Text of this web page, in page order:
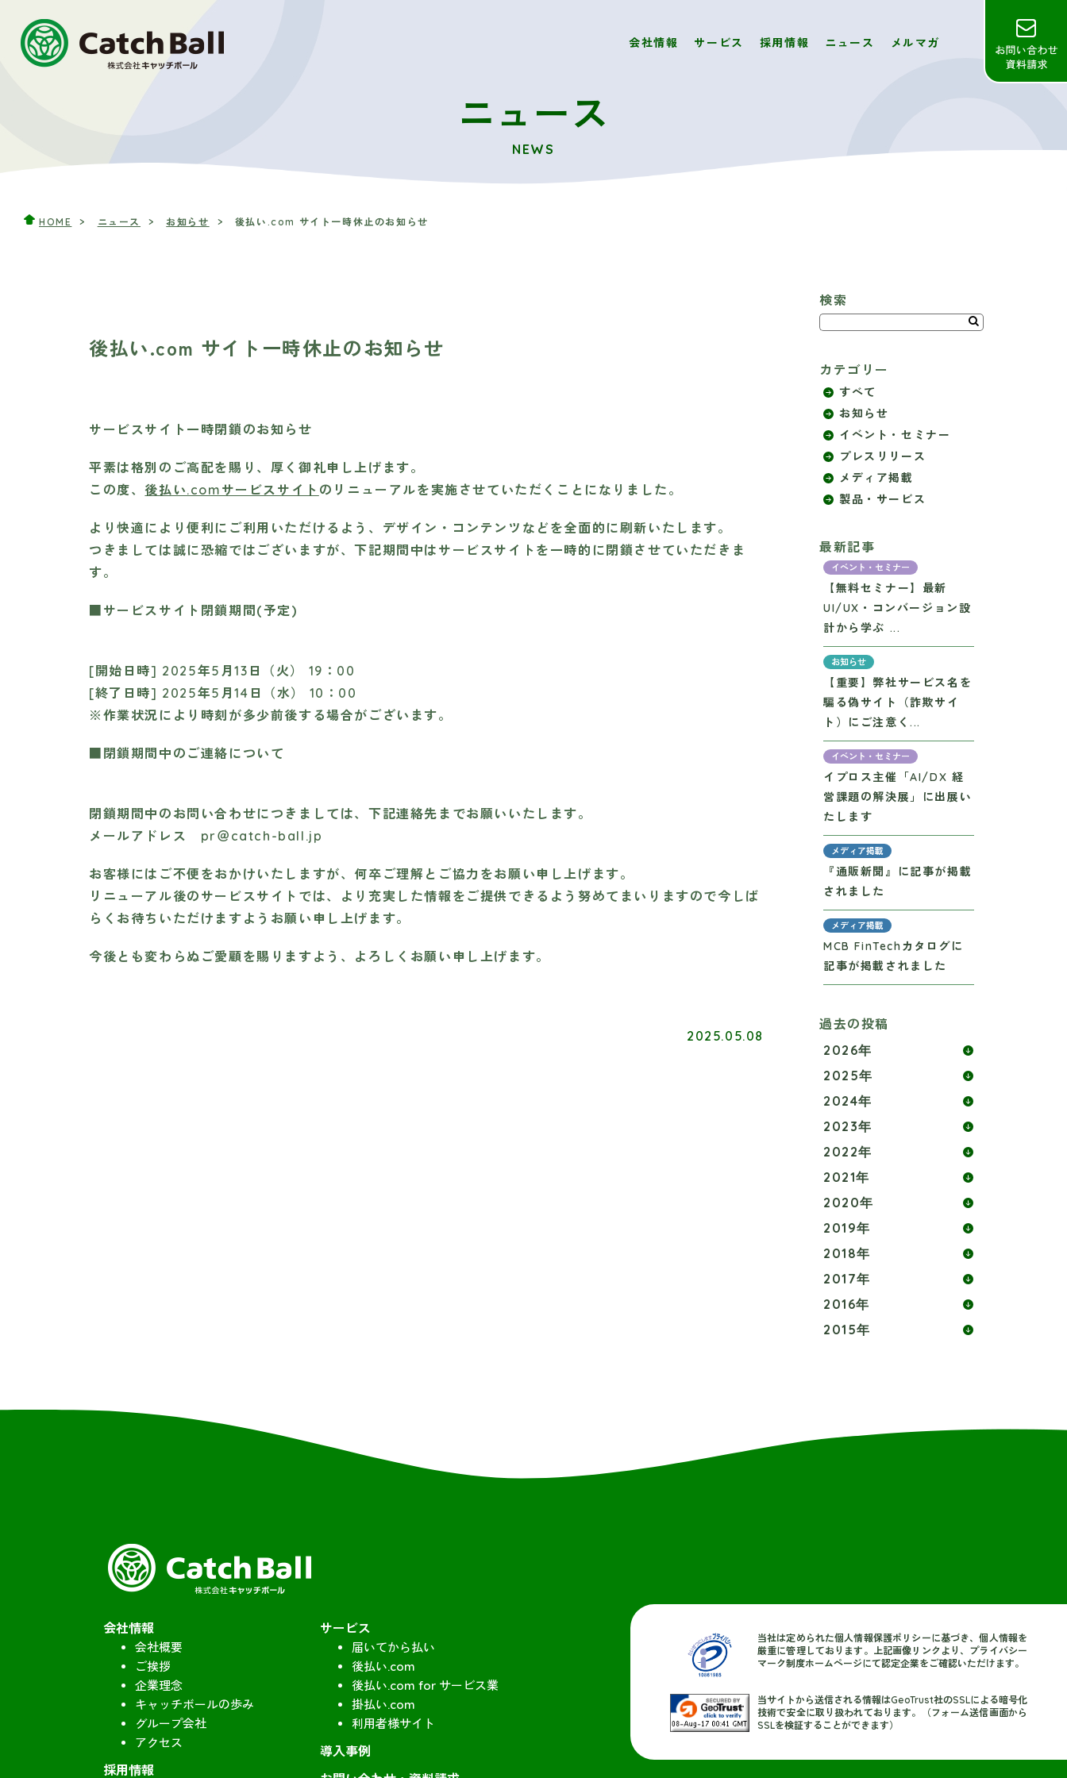
会社情報 サービス 採用情報 ニュース メルマガ
ニュース
NEWS
HOME ニュース お知らせ 後払い.com サイト一時休止のお知らせ
後払い.com サイト一時休止のお知らせ
サービスサイト一時閉鎖のお知らせ
平素は格別のご高配を賜り、厚く御礼申し上げます。
この度、後払い.comサービスサイト のリニューアルを実施させていただくことになりました。
より快適により便利にご利用いただけるよう、デザイン・コンテンツなどを全面的に刷新いたします。
つきましては誠に恐縮ではございますが、下記期間中はサービスサイトを一時的に閉鎖させていただきま
す。
■サービスサイト閉鎖期間(予定)
[開始日時] 2025年5月13日（火） 19：00
[終了日時] 2025年5月14日（水） 10：00
※作業状況により時刻が多少前後する場合がございます。
■閉鎖期間中のご連絡について
閉鎖期間中のお問い合わせにつきましては、下記連絡先までお願いいたします。
メールアドレス pr＠catch-ball.jp
お客様にはご不便をおかけいたしますが、何卒ご理解とご協力をお願い申し上げます。
リニューアル後のサービスサイトでは、より充実した情報をご提供できるよう努めてまいりますので今しば
らくお待ちいただけますようお願い申し上げます。
今後とも変わらぬご愛顧を賜りますよう、よろしくお願い申し上げます。
2025.05.08
検索
カテゴリー
すべて
お知らせ
イベント・セミナー
プレスリリース
メディア掲載
製品・サービス
最新記事
イベント・セミナー
【無料セミナー】最新
UI/UX・コンバージョン設
計から学ぶ ...
お知らせ
【重要】弊社サービス名を
騙る偽サイト（詐欺サイ
ト）にご注意く...
イベント・セミナー
イプロス主催「AI/DX 経
営課題の解決展」に出展い
たします
メディア掲載
『通販新聞』に記事が掲載
されました
メディア掲載
MCB FinTechカタログに
記事が掲載されました
過去の投稿
2026年
2025年
2024年
2023年
2022年
2021年
2020年
2019年
2018年
2017年
2016年
2015年
会社情報
会社概要
ご挨拶
企業理念
キャッチボールの歩み
グループ会社
アクセス
採用情報
サービス
届いてから払い
後払い.com
後払い.com for サービス業
掛払い.com
利用者様サイト
導入事例
当社は定められた個人情報保護ポリシーに基づき、個人情報を
厳重に管理しております。上記画像リンクより、プライバシー
マーク制度ホームページにて認定企業をご確認いただけます。
当サイトから送信される情報はGeoTrust社のSSLによる暗号化
技術で安全に取り扱われております。（フォーム送信画面から
SSLを検証することができます）